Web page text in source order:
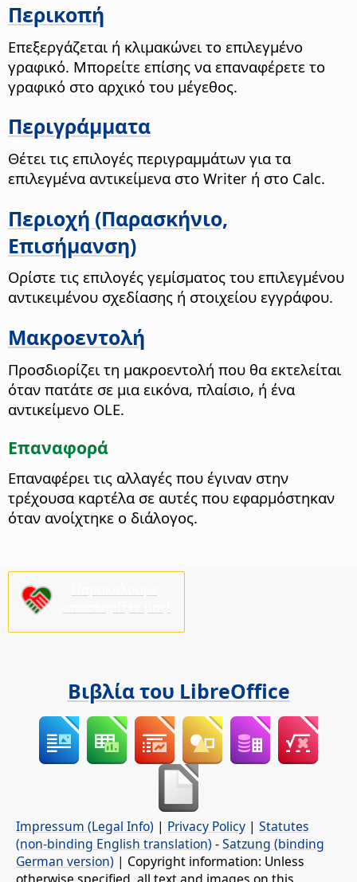
Περικοπή
Επεξεργάζεται ή κλιμακώνει το επιλεγμένο
γραφικό. Μπορείτε επίσης να επαναφέρετε το
γραφικό στο αρχικό του μέγεθος.
Περιγράμματα
Θέτει τις επιλογές περιγραμμάτων για τα
επιλεγμένα αντικείμενα στο Writer ή στο Calc.
Περιοχή (Παρασκήνιο,
Επισήμανση)
Ορίστε τις επιλογές γεμίσματος του επιλεγμένου
αντικειμένου σχεδίασης ή στοιχείου εγγράφου.
Μακροεντολή
Προσδιορίζει τη μακροεντολή που θα εκτελείται
όταν πατάτε σε μια εικόνα, πλαίσιο, ή ένα
αντικείμενο OLE.
Επαναφορά
Επαναφέρει τις αλλαγές που έγιναν στην
τρέχουσα καρτέλα σε αυτές που εφαρμόστηκαν
όταν ανοίχτηκε ο διάλογος.
Βιβλία του LibreOffice
Impressum (Legal Info) | Privacy Policy | Statutes
(non-binding English translation) -Satzung (binding
German version) | Copyright information: Unless